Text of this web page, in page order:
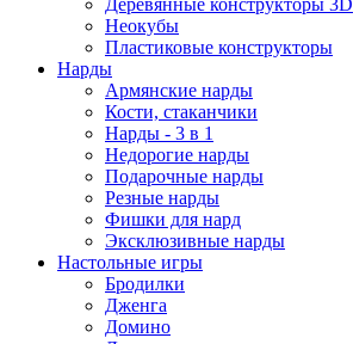
Деревянные конструкторы 3D
Неокубы
Пластиковые конструкторы
Нарды
Армянские нарды
Кости, стаканчики
Нарды - 3 в 1
Недорогие нарды
Подарочные нарды
Резные нарды
Фишки для нард
Эксклюзивные нарды
Настольные игры
Бродилки
Дженга
Домино